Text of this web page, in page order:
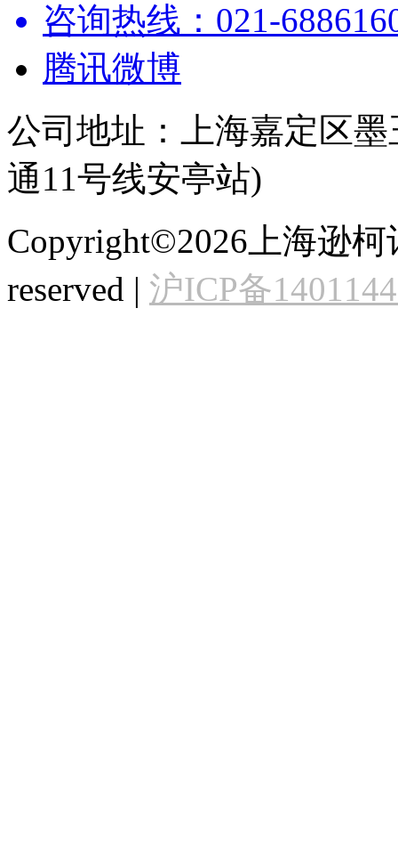
咨询热线：021-
腾讯微博
公司地址：上海嘉定区
通11号线安亭站)
Copyright©2026上海逊
reserved | 沪ICP备